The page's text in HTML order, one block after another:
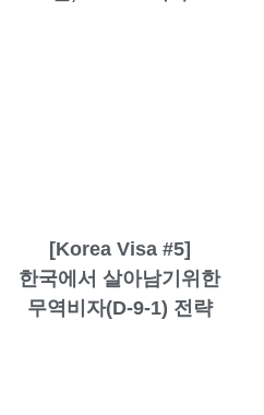
[Korea Visa #5]
한국에서 살아남기위한
무역비자(D-9-1) 전략